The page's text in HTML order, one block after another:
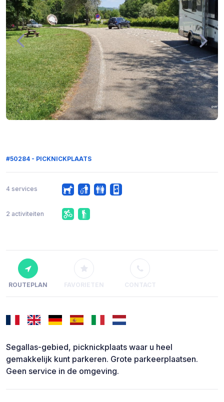
#50284 - PICKNICKPLAATS
4 services
2 activiteiten
ROUTEPLAN FAVORIETEN CONTACT
Segallas-gebied, picknickplaats waar u heel
gemakkelijk kunt parkeren. Grote parkeerplaatsen.
Geen service in de omgeving.